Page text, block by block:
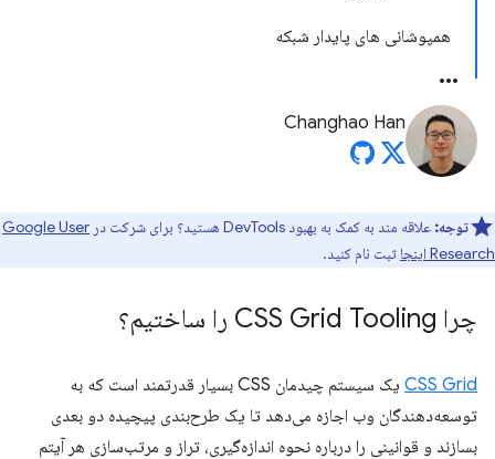
همپوشانی های پایدار شبکه
Changhao Han
توجه: علاقه مند به کمک به بهبود DevTools هستید؟ برای شرکت در
Google User
Research اینجا
ثبت نام کنید.
چرا CSS Grid Tooling را ساختیم؟
CSS Grid
یک سیستم چیدمان CSS بسیار قدرتمند است که به
توسعه‌دهندگان وب اجازه می‌دهد تا یک طرح‌بندی پیچیده دو بعدی
بسازند و قوانینی را درباره نحوه اندازه‌گیری، تراز و مرتب‌سازی هر آیتم